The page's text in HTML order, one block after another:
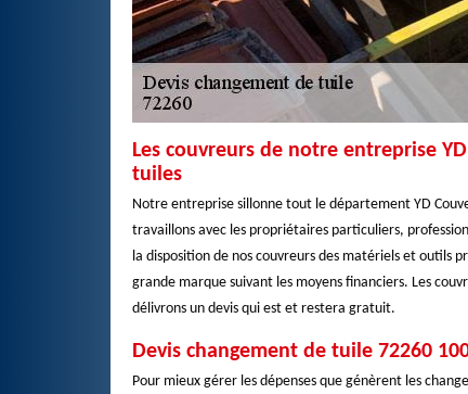
Les couvreurs de notre entreprise
tuiles
Notre entreprise sillonne tout le département YD
travaillons avec les propriétaires particuliers,
la disposition de nos couvreurs des matériels et outils
grande marque suivant les moyens financiers. Les
délivrons un devis qui est et restera gratuit.
Devis changement de tuile 72260
Pour mieux gérer les dépenses que génèrent les